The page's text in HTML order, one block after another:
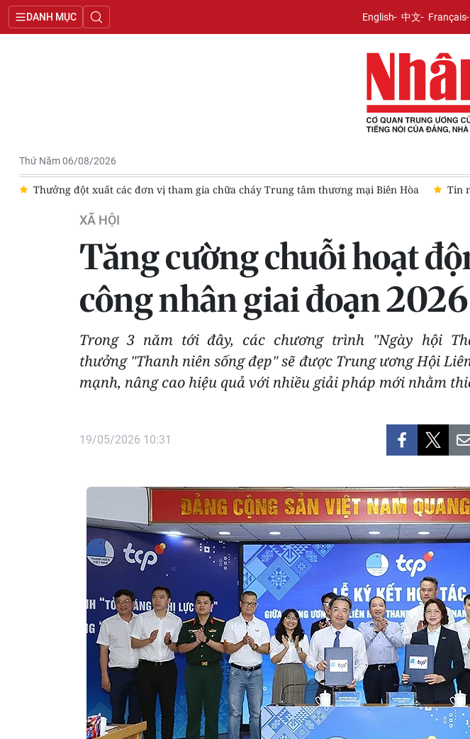
DANH MỤC English 中文 Français
Thứ Năm 06/08/2026
Thưởng đột xuất các đơn vị tham gia chữa cháy Trung tâm thương mại Biên Hòa Tin
XÃ HỘI
Tăng cường chuỗi hoạt
công nhân giai đoạn
Trong 3 năm tới đây, các chương trình "Ngày hội
thưởng "Thanh niên sống đẹp" sẽ được Trung ương Hội
mạnh, nâng cao hiệu quả với nhiều giải pháp mới nhằm
19/05/2026 10:31